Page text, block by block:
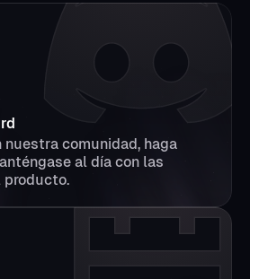
nuestra comunidad, haga
al día con las
producto.